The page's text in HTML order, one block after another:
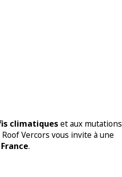
climatiqueset aux mutations
Vercors vous invite à une
.